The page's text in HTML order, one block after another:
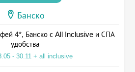
Банско
4*, Банско с All Inclusive и СПА
удобства
- 30.11 + all inclusive